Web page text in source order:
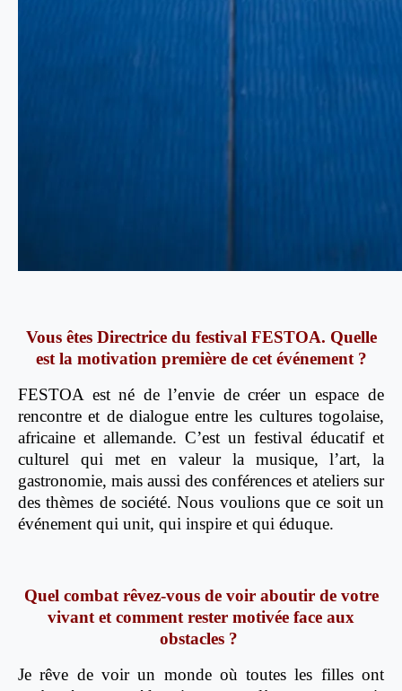
Vous êtes Directrice du festival FESTOA. Quelle
est la motivation première de cet événement ?
FESTOA est né de l’envie de créer un espace de
rencontre et de dialogue entre les cultures togolaise,
africaine et allemande. C’est un festival éducatif et
culturel qui met en valeur la musique, l’art, la
gastronomie, mais aussi des conférences et ateliers sur
des thèmes de société. Nous voulions que ce soit un
événement qui unit, qui inspire et qui éduque.
Quel combat rêvez-vous de voir aboutir de votre
vivant et comment rester motivée face aux
obstacles ?
Je rêve de voir un monde où toutes les filles ont